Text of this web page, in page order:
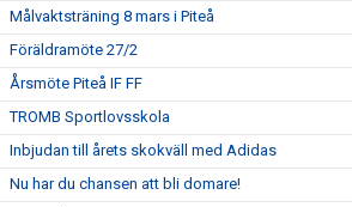
Målvaktsträning 8 mars i Piteå
Föräldramöte 27/2
Årsmöte Piteå IF FF
TROMB Sportlovsskola
Inbjudan till årets skokväll med Adidas
Nu har du chansen att bli domare!